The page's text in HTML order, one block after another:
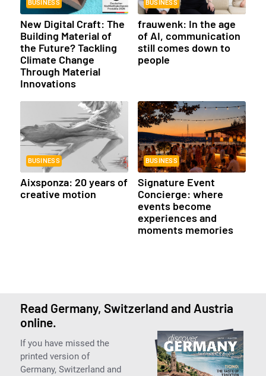
BUSINESS
New Digital Craft: The
Building Material of
the Future? Tackling
Climate Change
Through Material
Innovations
BUSINESS
frauwenk: In the age
of AI, communication
still comes down to
people
BUSINESS
Aixsponza: 20 years of
creative motion
BUSINESS
Signature Event
Concierge: where
events become
experiences and
moments memories
Read Germany, Switzerland and Austria
online.
If you have missed the
printed version of
Germany, Switzerland and